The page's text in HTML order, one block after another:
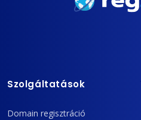
Szolgáltatások
Domain regisztráció